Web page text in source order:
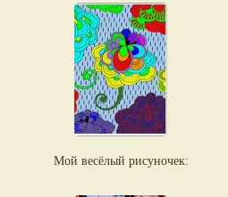
Мой весёлый рисуночек: